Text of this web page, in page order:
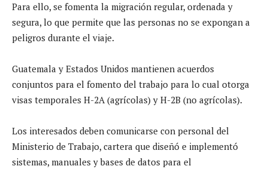
Para ello, se fomenta la migración regular, ordenada y
segura, lo que permite que las personas no se expongan a
peligros durante el viaje.
Guatemala y Estados Unidos mantienen acuerdos
conjuntos para el fomento del trabajo para lo cual otorga
visas temporales H-2A (agrícolas) y H-2B (no agrícolas).
Los interesados deben comunicarse con personal del
Ministerio de Trabajo, cartera que diseñó e implementó
sistemas, manuales y bases de datos para el